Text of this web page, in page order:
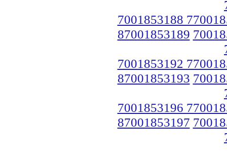
7001853188
87001853189
7001853192
87001853193
7001853196
87001853197